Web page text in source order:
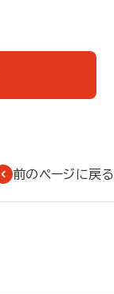
前のページに戻る